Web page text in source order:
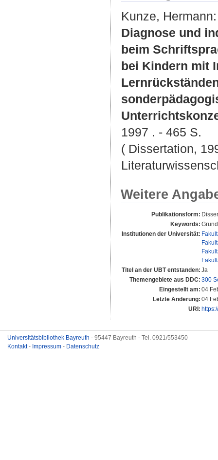
Kunze, Hermann:
Diagnose und
beim
bei Kindern mit
1997 . - 465 S.
( Dissertation,
Weitere
Publikationsform:
Keywords:
Institutionen der Universität:
Titel an der UBT entstanden: Ja
Themengebiete aus DDC: 300
Eingestellt am: 04
Letzte Änderung: 04
URI:
Universitätsbibliothek Bayreuth - 95447 Bayreuth - Tel. 0921/553450
Kontakt- Impressum - Datenschutz